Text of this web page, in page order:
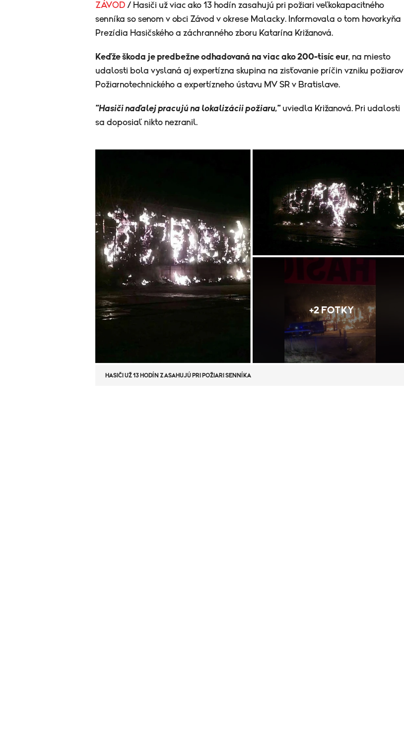
ZÁVOD / Hasiči už viac ako 13 hodín zasahujú pri požiari veľkokapacitného
senníka so senom v obci Závod v okrese Malacky. Informovala o tom hovorkyňa
Prezídia Hasičského a záchranného zboru Katarína Križanová.
Keďže škoda je predbežne odhadovaná na viac ako 200-tisíc eur, na miesto
udalosti bola vyslaná aj expertízna skupina na zisťovanie príčin vzniku požiarov
Požiarnotechnického a expertízneho ústavu MV SR v Bratislave.
"Hasiči naďalej pracujú na lokalizáciipožiaru," uviedla Križanová. Pri udalosti
sa doposiaľ nikto nezranil.
+2 FOTKY
HASIČI UŽ 13 HODÍN ZASAHUJÚ PRI POŽIARI SENNÍKA